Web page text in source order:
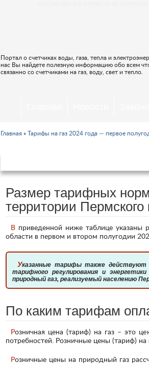
Портал о счетчиках воды, газа, тепла и
нас Вы найдете полезную информацию обо всем
связанно со счетчиками на газ, воду, свет и тепло.
Главная » Тарифы на газ 2024 года — первое
Размер тарифных
территории Пермского
В приведенной ниже таблице указаны размеры тарифных ставок на газ для всех категорий населения
области в первом и втором полугодии
Указанные тарифы также действуют с 1 января 2024г. на основании Постановления Министерства
тарифного регулирования и
природный газ, реализуемый населению
По каким тарифам
Розничная цена (тариф) на газ – это цена на газ, реализуемый населению для удовлетворения личных
потребностей. Розничные цены (тариф) на
Розничные цены на природный газ рассчитываются и устанавливаются в рублях с учетом в цене налога